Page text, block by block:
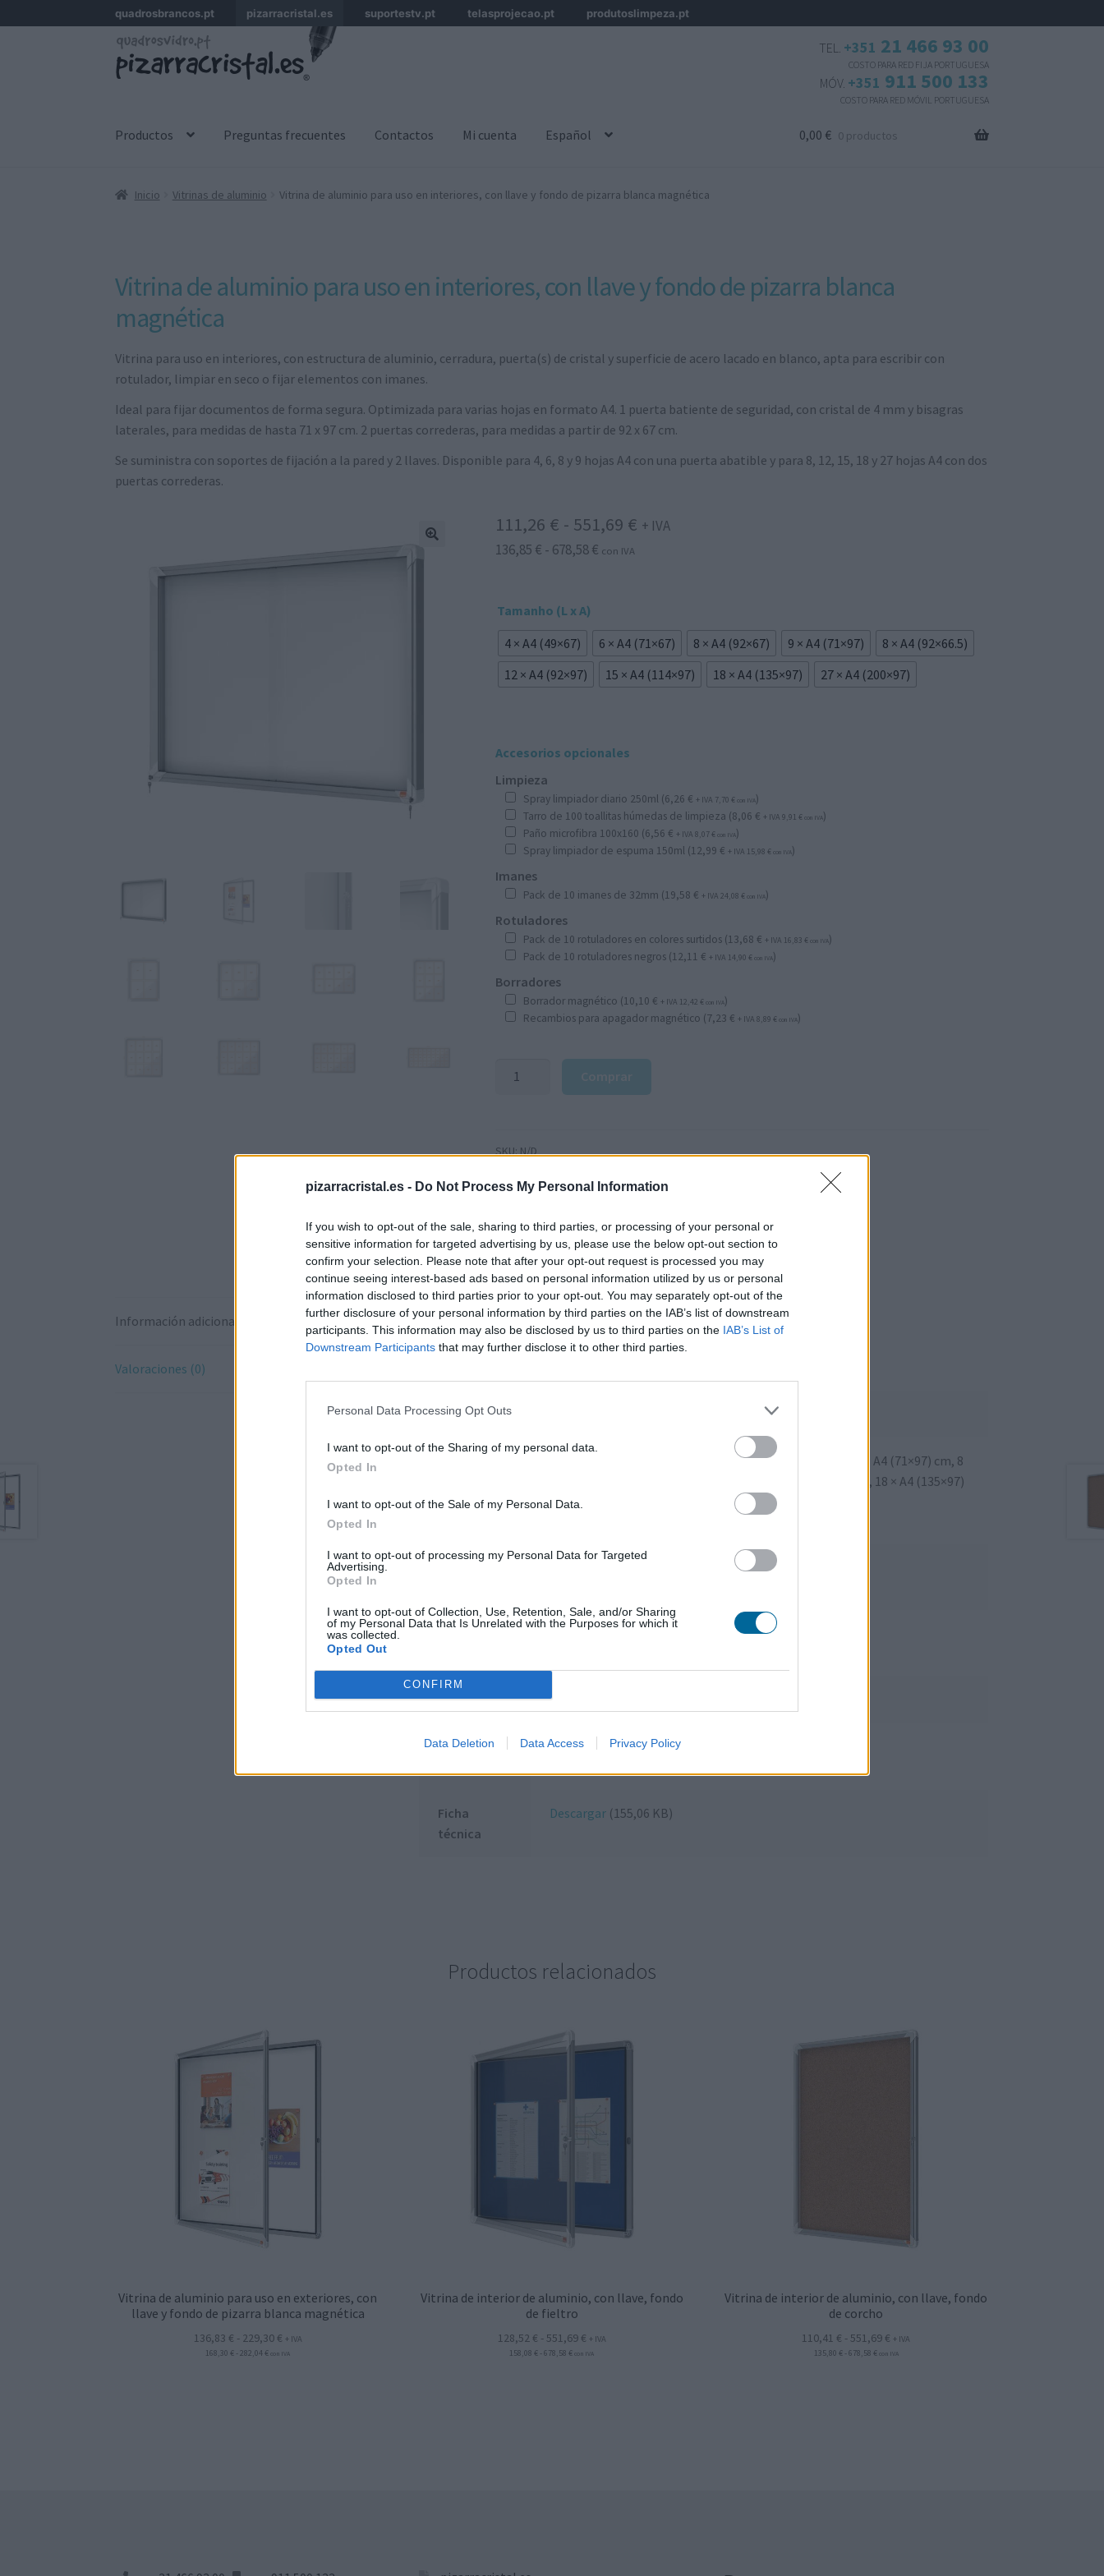
pizarracristal.es - Do Not Process My Personal Information
If you wish to opt-out of the sale, sharing to third parties, or processing of your personal or
sensitive information for targeted advertising by us, please use the below opt-out section to
confirm your selection. Please note that after your opt-out request is processed you may
continue seeing interest-based ads based on personal information utilized by us or personal
information disclosed to third parties prior to your opt-out. You may separately opt-out of the
further disclosure of your personal information by third parties on the IAB’s list of downstream
participants. This information may also be disclosed by us to third parties on the IAB’s List of
Downstream Participants that may further disclose it to other third parties.
Personal Data Processing Opt Outs
I want to opt-out of the Sharing of my personal data.
Opted In
I want to opt-out of the Sale of my Personal Data.
Opted In
I want to opt-out of processing my Personal Data for Targeted
Advertising.
Opted In
I want to opt-out of Collection, Use, Retention, Sale, and/or Sharing
of my Personal Data that Is Unrelated with the Purposes for which it
was collected.
Opted Out
CONFIRM
Data Deletion Data Access Privacy Policy
quadrosbrancos.pt pizarracristal.es suportestv.pt telasprojecao.pt produtoslimpeza.pt
Ir
a
la
Ir
al
contenido
TEL. +351 21 466 93 00
COSTO PARA RED FIJA PORTUGUESA
MÓV. +351 911 500 133
COSTO PARA RED MÓVIL PORTUGUESA
Productos Preguntas frecuentes Contactos Mi cuenta Español 0,00 € 0 productos
Inicio Vitrinas de aluminio Vitrina de aluminio para uso en interiores, con llave y fondo de pizarra blanca magnética
Vitrina de aluminio para uso en interiores, con llave y fondo de pizarra blanca
magnética
Vitrina para uso en interiores, con estructura de aluminio, cerradura, puerta(s) de cristal y superficie de acero lacado en blanco, apta para escribir con
rotulador, limpiar en seco o fijar elementos con imanes.
Ideal para fijar documentos de forma segura. Optimizada para varias hojas en formato A4. 1 puerta batiente de seguridad, con cristal de 4 mm y bisagras
laterales, para medidas de hasta 71 x 97 cm. 2 puertas correderas, para medidas a partir de 92 x 67 cm.
Se suministra con soportes de fijación a la pared y 2 llaves. Disponible para 4, 6, 8 y 9 hojas A4 con una puerta abatible y para 8, 12, 15, 18 y 27 hojas A4 con dos
puertas correderas.
111,26 € - 551,69 €Rango
111,26 €
hasta
+ IVA
136,85 € - 678,58€Rango
136,85 €
678,58 €
con IVA
Tamanho (L x A)
4 × A4 (49×67)
6 × A4 (71×67) 8 × A4 (92×67) 9 × A4 (71×97)
8 × A4 (92×66.5)
12 × A4 (92×97)
15 × A4 (114×97) 18 × A4 (135×97) 27 × A4 (200×97)
Accesorios opcionales
Limpieza
Spray limpiador diario 250ml (6,26 € + IVA 7,70 € con IVA )
Tarro de 100 toallitas húmedas de limpieza (8,06 € + IVA 9,91 € con IVA )
Paño microfibra 100x160 (6,56 € + IVA 8,07 € con IVA )
Spray limpiador de espuma 150ml (12,99 € + IVA 15,98 € con IVA )
Imanes
Pack de 10 imanes de 32mm (19,58 € + IVA 24,08 € con IVA )
Rotuladores
Pack de 10 rotuladores en colores surtidos (13,68 € + IVA 16,83 € con IVA )
Pack de 10 rotuladores negros (12,11 € + IVA 14,90 € con IVA )
Borradores
Borrador magnético (10,10 € + IVA 12,42 € con IVA )
Recambios para apagador magnético (7,23 € + IVA 8,89 € con IVA )
uso
interiores,
llave
y
fondo
de
pizarra
blanca
magnética
SKU:N/D
Etiqueta:Vitrinas de aluminio con fondo de pizarra blanca
Información adicional
Valoraciones (0)
Información adicional
Dimensiones
4 × A4 (49×67) cm, 6 × A4 (71×67) cm, 8 × A4 (92×67) cm, 9 × A4 (71×97) cm, 8
× A4 (92×66.5) cm, 12 × A4 (92×97) cm, 15 × A4 (114×97) cm, 18 × A4 (135×97)
cm, 27 × A4 (200×97) cm
Premium Plus
Marca Nobo
Guía de
Descargar (1,50 MB)
Ficha
técnica
Descargar(155,06 KB)
Productos relacionados
Vitrina de aluminio para uso en exteriores, con
llave y fondo de pizarra blanca magnética
136,83 € - 229,30 €Rango
de
+ IVA
168,30 € - 282,04 € Rango
con IVA
Vitrina de interior de aluminio, con llave, fondo
de fieltro
128,52 € - 551,69 €Rango
de
+ IVA
158,08 € - 678,58 € Rango
con IVA
Vitrina de interior de aluminio, con llave, fondo
de corcho
110,41 € - 551,69 € Rango
de
+ IVA
135,80 € - 678,58 €Rango
con IVA